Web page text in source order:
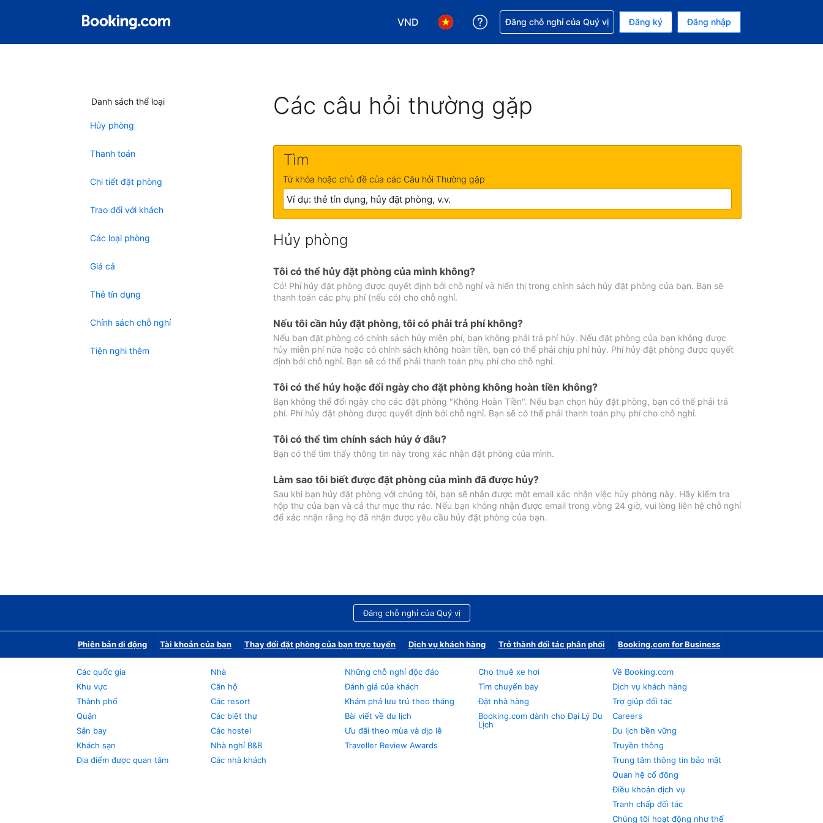
VND
Chọn loại tiền tệ của bạn. Loại tiền tệ hiện tại của bạn là Đồng
Chọn ngôn ngữ của bạn. Ngôn ngữ hiện tại của bạn là Tiếng Việt
Nhận trợ giúp với đặt chỗ
Đăng chỗ nghỉ của Quý vị Đăng ký Đăng nhập
Danh sách thể loại
Hủy phòng
Thanh toán
Chi tiết đặt phòng
Trao đổi với khách
Các loại phòng
Giá cả
Thẻ tín dụng
Chính sách chỗ nghỉ
Tiện nghi thêm
Các câu hỏi thường gặp
Tìm
Từ khóa hoặc chủ đề của các Câu hỏi Thường gặp
Hủy phòng
Tôi có thể hủy đặt phòng của mình không?
Có! Phí hủy đặt phòng được quyết định bởi chỗ nghỉ và hiển thị trong chính sách hủy đặt phòng của bạn. Bạn sẽ
thanh toán các phụ phí (nếu có) cho chỗ nghỉ.
Nếu tôi cần hủy đặt phòng, tôi có phải trả phí không?
Nếu bạn đặt phòng có chính sách hủy miễn phí, bạn không phải trả phí hủy. Nếu đặt phòng của bạn không được
hủy miễn phí nữa hoặc có chính sách không hoàn tiền, bạn có thể phải chịu phí hủy. Phí hủy đặt phòng được quyết
định bởi chỗ nghỉ. Bạn sẽ có thể phải thanh toán phụ phí cho chỗ nghỉ.
Tôi có thể hủy hoặc đổi ngày cho đặt phòng không hoàn tiền không?
Bạn không thể đổi ngày cho các đặt phòng "Không Hoàn Tiền". Nếu bạn chọn hủy đặt phòng, bạn có thể phải trả
phí. Phí hủy đặt phòng được quyết định bởi chỗ nghỉ. Bạn sẽ có thể phải thanh toán phụ phí cho chỗ nghỉ.
Tôi có thể tìm chính sách hủy ở đâu?
Bạn có thể tìm thấy thông tin này trong xác nhận đặt phòng của mình.
Làm sao tôi biết được đặt phòng của mình đã được hủy?
Sau khi bạn hủy đặt phòng với chúng tôi, bạn sẽ nhận được một email xác nhận việc hủy phòng này. Hãy kiểm tra
hộp thư của bạn và cả thư mục thư rác. Nếu bạn không nhận được email trong vòng 24 giờ, vui lòng liên hệ chỗ nghỉ
để xác nhận rằng họ đã nhận được yêu cầu hủy đặt phòng của bạn.
Đăng chỗ nghỉ của Quý vị
Phiên bản di động Tài khoản của bạn Thay đổi đặt phòng của bạn trực tuyến Dịch vụ khách hàng Trở thành đối tác phân phối Booking.com for Business
Các quốc gia
Khu vực
Thành phố
Quận
Sân bay
Khách sạn
Địa điểm được quan tâm
Nhà
Căn hộ
Các resort
Các biệt thự
Các hostel
Nhà nghỉ B&B
Các nhà khách
Những chỗ nghỉ độc đáo
Đánh giá của khách
Khám phá lưu trú theo tháng
Bài viết về du lịch
Ưu đãi theo mùa và dịp lễ
Traveller Review Awards
Cho thuê xe hơi
Tìm chuyến bay
Đặt nhà hàng
Booking.com dành cho Đại Lý Du
Lịch
Về Booking.com
Dịch vụ khách hàng
Trợ giúp đối tác
Careers
Du lịch bền vững
Truyền thông
Trung tâm thông tin bảo mật
Quan hệ cổ đông
Điều khoản dịch vụ
Tranh chấp đối tác
Chúng tôi hoạt động như thế